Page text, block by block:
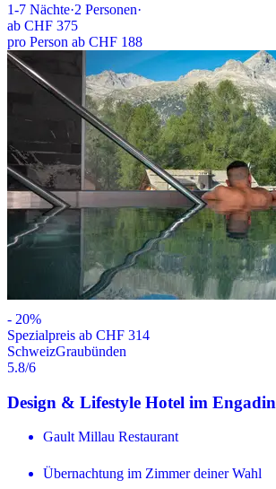
1-7 Nächte·2 Personen·
ab CHF 375
pro Person ab CHF 188
- 20%
Spezialpreis ab CHF 314
SchweizGraubünden
5.8/6
Design & Lifestyle Hotel im Engadin
Gault Millau Restaurant
Übernachtung im Zimmer deiner Wahl